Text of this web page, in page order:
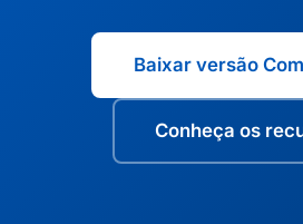
Baixar versão
Conheça os